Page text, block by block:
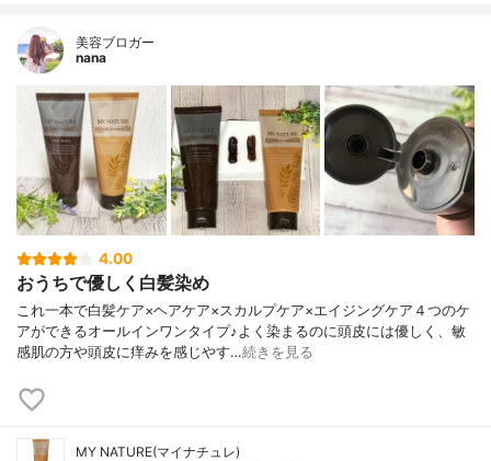
美容ブロガー
nana
4.00
おうちで優しく白髪染め
これ一本で白髪ケア×ヘアケア×スカルプケア×エイジングケア４つのケ
アができるオールインワンタイプ♪よく染まるのに頭皮には優しく、敏
感肌の方や頭皮に痒みを感じやす…続きを見る
MY NATURE(マイナチュレ)